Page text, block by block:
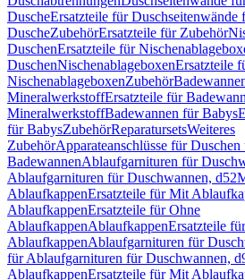
DuscheErsatzteile für Duschseitenwände
DuscheZubehörErsatzteile für Zubehör
DuschenErsatzteile für
DuschenNischenablageboxenErsatzteile
NischenablageboxenZubehör
MineralwerkstoffErsatzteile für
MineralwerkstoffBadewannen für Babys
für BabysZubehörReparatursetsWeiteres
ZubehörApparateanschlüsse für Duschen
BadewannenAblaufgarnituren für
Ablaufgarnituren für Duschwannen, d52
AblaufkappenErsatzteile für Mit
AblaufkappenErsatzteile für Ohne
AblaufkappenAblaufkappenErsatzteile für
AblaufkappenAblaufgarnituren für
für Ablaufgarnituren für Duschwannen,
AblaufkappenErsatzteile für Mit